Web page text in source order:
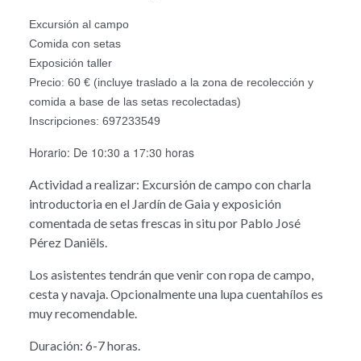
Excursión al campo
Comida con setas
Exposición taller
Precio: 60 € (incluye traslado a la zona de recolección y
comida a base de las setas recolectadas)
Inscripciones: 697233549
Horario: De 10:30 a 17:30 horas
Actividad a realizar: Excursión de campo con charla
introductoria en el Jardín de Gaia y exposición
comentada de setas frescas in situ por Pablo José
Pérez Daniëls.
Los asistentes tendrán que venir con ropa de campo,
cesta y navaja. Opcionalmente una lupa cuentahílos es
muy recomendable.
Duración: 6-7 horas.